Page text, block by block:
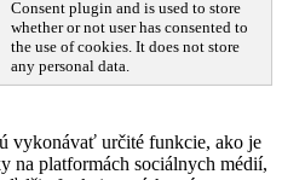
Consent plugin and is used to store
whether or not user has consented to
the use of cookies. It does not store
any personal data.
vykonávať určité funkcie, ako je
na platformách sociálnych médií,